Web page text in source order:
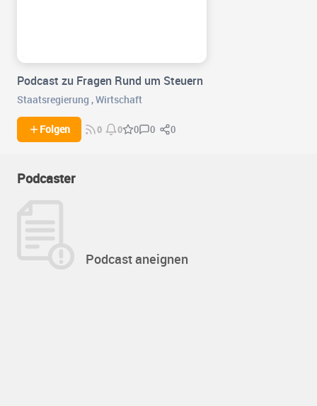
Podcast zu Fragen Rund um Steuern
Staatsregierung ,Wirtschaft
Folgen 0 0 0 0 0
Podcaster
Podcast aneignen